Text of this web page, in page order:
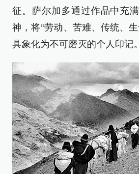
征。萨尔加多通过作品中充
神，将“劳动、苦难、传统、生
具象化为不可磨灭的个人印记。